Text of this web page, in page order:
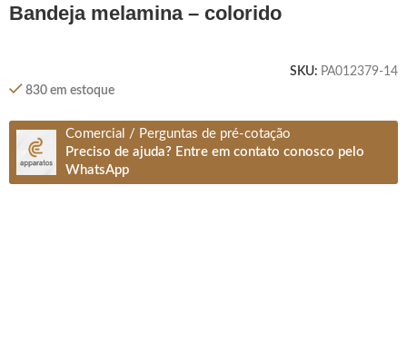
bandeja melamina – colorido
SKU: PA012379-14
830 em estoque
Comercial / Perguntas de pré-cotação
Preciso de ajuda? Entre em contato conosco pelo
WhatsApp